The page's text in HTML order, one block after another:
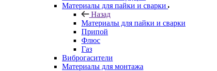
Материалы для пайки и сварки
Назад
Материалы для пайки и сварки
Припой
Флюс
Газ
Виброгасители
Материалы для монтажа